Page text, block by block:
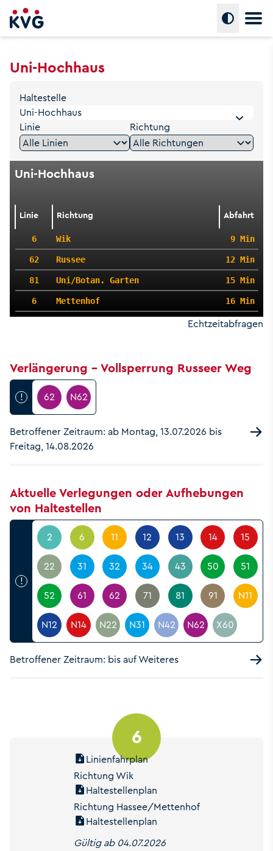
Uni-Hochhaus
Echtzeitabfragen
Haltestelle
Linie Richtung
Uni-Hochhaus
Linie Richtung Abfahrt
6 Wik 9 Min
62 Russee 12 Min
81 Uni/Botan. Garten 15 Min
6 Mettenhof 16 Min
Verlängerung - Vollsperrung Russeer Weg
! 62 N62
Betroffener Zeitraum: ab Montag, 13.07.2026 bis
Freitag, 14.08.2026
Aktuelle Verlegungen oder Aufhebungen
von Haltestellen
!
2 6 11 12 13 14 15
22 31 32 34 43 50 51
52 61 62 71 81 91 N11
N12 N14 N22 N31 N42 N62 X60
Betroffener Zeitraum: bis auf Weiteres
6
Linienfahrplan
Richtung Wik
Haltestellenplan
Richtung Hassee/Mettenhof
Haltestellenplan
Gültig ab 04.07.2026